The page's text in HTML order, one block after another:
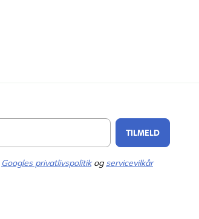
TILMELD
Googles privatlivspolitikog servicevilkår